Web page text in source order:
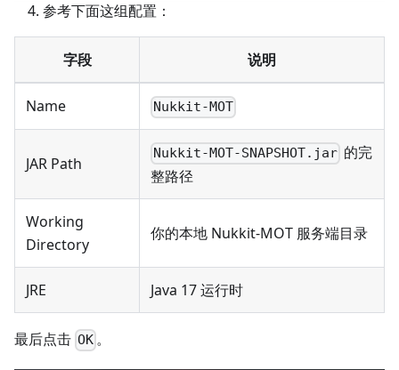
参考下面这组配置：
字段 说明
Name Nukkit-MOT
JAR Path
Nukkit-MOT-SNAPSHOT.jar 的完
整路径
Working
Directory
你的本地 Nukkit-MOT 服务端目录
JRE Java 17 运行时
最后点击 OK 。